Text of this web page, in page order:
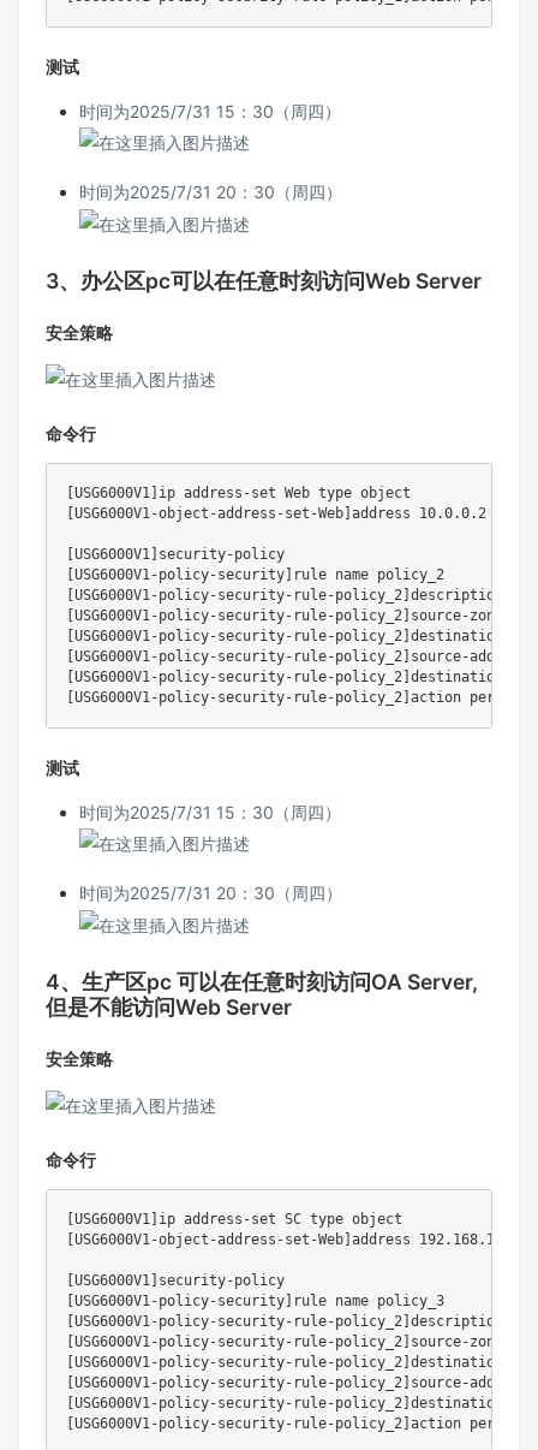
测试
时间为2025/7/31 15：30（周四）
时间为2025/7/31 20：30（周四）
3、办公区pc可以在任意时刻访问Web Server
安全策略
命令行
[USG6000V1 ] ip address-set Web type
[USG6000V1-object-address-set-Web] address 10.0.0.2 mask
[USG6000V1 ]
[USG6000V1-policy-security]
[USG6000V1-policy-security-rule-policy_2 ]
[USG6000V1-policy-security-rule-policy_2 ]
[USG6000V1-policy-security-rule-policy_2 ]
[USG6000V1-policy-security-rule-policy_2 ]
[USG6000V1-policy-security-rule-policy_2 ]
[USG6000V1-policy-security-rule-policy_2 ]
测试
时间为2025/7/31 15：30（周四）
时间为2025/7/31 20：30（周四）
4、生产区pc 可以在任意时刻访问OA Server,
但是不能访问Web Server
安全策略
命令行
[USG6000V1] ip address-set SC type
[USG6000V1-object-address-set-Web] address 192.168.1.128
[USG6000V1]
[USG6000V1-policy-security]
[USG6000V1-policy-security-rule-policy_2]
[USG6000V1-policy-security-rule-policy_2]
[USG6000V1-policy-security-rule-policy_2]
[USG6000V1-policy-security-rule-policy_2]
[USG6000V1-policy-security-rule-policy_2]
[USG6000V1-policy-security-rule-policy_2]